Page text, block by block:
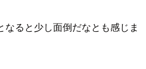
ると少し面倒だなとも感じま